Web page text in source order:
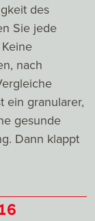
des
Sie jede
nach
ein granularer,
gesunde
Dann klappt